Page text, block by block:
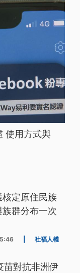
使用方式與
定原住民族
群分布一次
社福人權
苗對抗非洲伊